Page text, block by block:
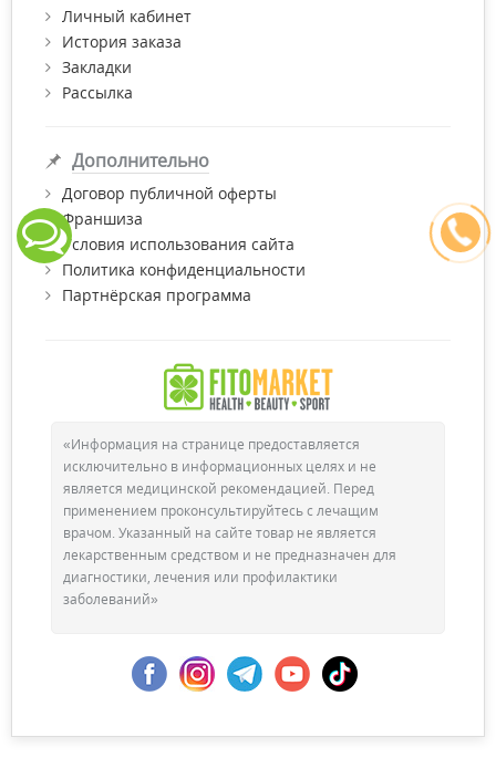
Личный кабинет
История заказа
Закладки
Рассылка
Дополнительно
Договор публичной оферты
Франшиза
Условия использования сайта
Политика конфиденциальности
Партнёрская программа
«Информация на странице предоставляется
исключительно в информационных целях и не
является медицинской рекомендацией. Перед
применением проконсультируйтесь с лечащим
врачом. Указанный на сайте товар не является
лекарственным средством и не предназначен для
диагностики, лечения или профилактики
заболеваний»